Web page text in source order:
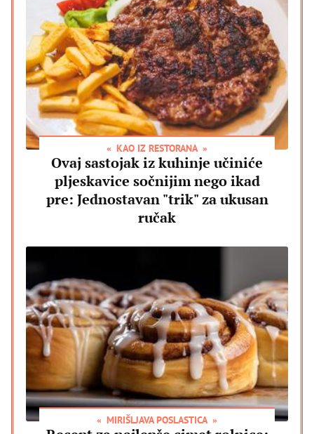
KAO IZ RESTORANA
Ovaj sastojak iz kuhinje učiniće
pljeskavice sočnijim nego ikad
pre: Jednostavan "trik" za ukusan
ručak
MIRIŠLJAVA POSLASTICA